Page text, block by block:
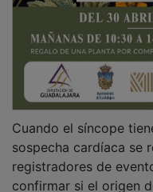
sospecha cardíaca se
registradores de
confirmar si el origen